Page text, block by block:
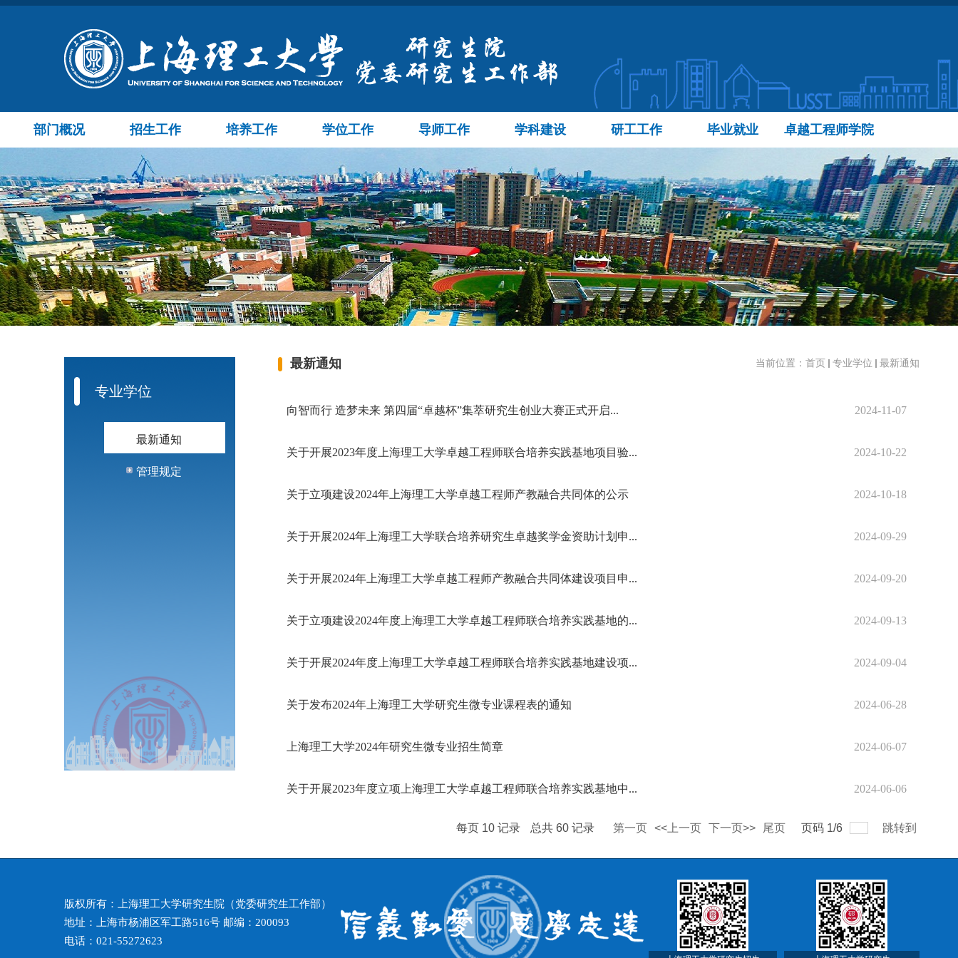
部门概况 招生工作 培养工作 学位工作 导师工作 学科建设 研工工作 毕业就业 卓越工程师学院
专业学位
最新通知
管理规定
当前位置： 首页 专业学位 最新通知
最新通知
2024-11-07
向智而行 造梦未来 第四届“卓越杯”集萃研究生创业大赛正式开启...
2024-10-22
关于开展2023年度上海理工大学卓越工程师联合培养实践基地项目验...
2024-10-18
关于立项建设2024年上海理工大学卓越工程师产教融合共同体的公示
2024-09-29
关于开展2024年上海理工大学联合培养研究生卓越奖学金资助计划申...
2024-09-20
关于开展2024年上海理工大学卓越工程师产教融合共同体建设项目申...
2024-09-13
关于立项建设2024年度上海理工大学卓越工程师联合培养实践基地的...
2024-09-04
关于开展2024年度上海理工大学卓越工程师联合培养实践基地建设项...
2024-06-28
关于发布2024年上海理工大学研究生微专业课程表的通知
2024-06-07
上海理工大学2024年研究生微专业招生简章
2024-06-06
关于开展2023年度立项上海理工大学卓越工程师联合培养实践基地中...
每页 10 记录 总共 60 记录 第一页 <<上一页 下一页>> 尾页 页码 1/6 跳转到
版权所有：上海理工大学研究生院（党委研究生工作部）
地址：上海市杨浦区军工路516号 邮编：200093
电话：021-55272623